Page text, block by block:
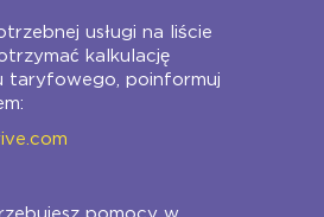
usługi na liście
kalkulację
taryfowego, poinformuj